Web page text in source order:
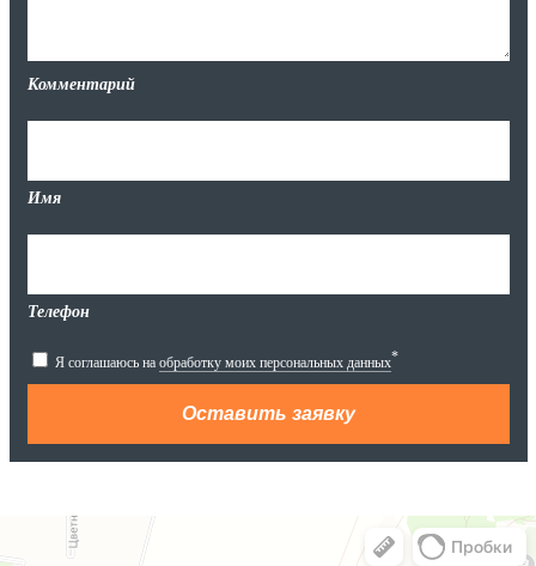
Комментарий
Имя
Телефон
Я соглашаюсь на обработку моих персональных данных*
Яндекс.Карты
Яндекс.Карты — поиск мест и адресов, городской транспорт